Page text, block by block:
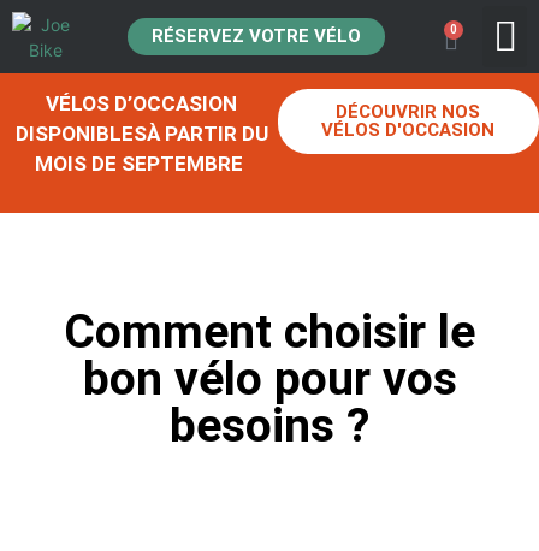
0
RÉSERVEZ VOTRE VÉLO
VÉLOS D’OCCASION
DISPONIBLESÀ PARTIR DU
MOIS DE SEPTEMBRE
DÉCOUVRIR NOS
VÉLOS D'OCCASION
Comment choisir le
bon vélo pour vos
besoins ?